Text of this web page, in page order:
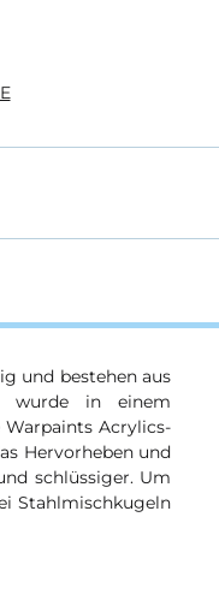
und bestehen aus
wurde in einem
Acrylics-
Hervorheben und
schlüssiger. Um
Stahlmischkugeln